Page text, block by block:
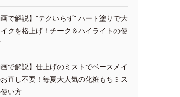
画で解説】“テクいらず” ハート塗りで大
クを格上げ！チーク＆ハイライトの使
画で解説】仕上げのミストでベースメイ
直し不要！毎夏大人気の化粧もちミス
使い方